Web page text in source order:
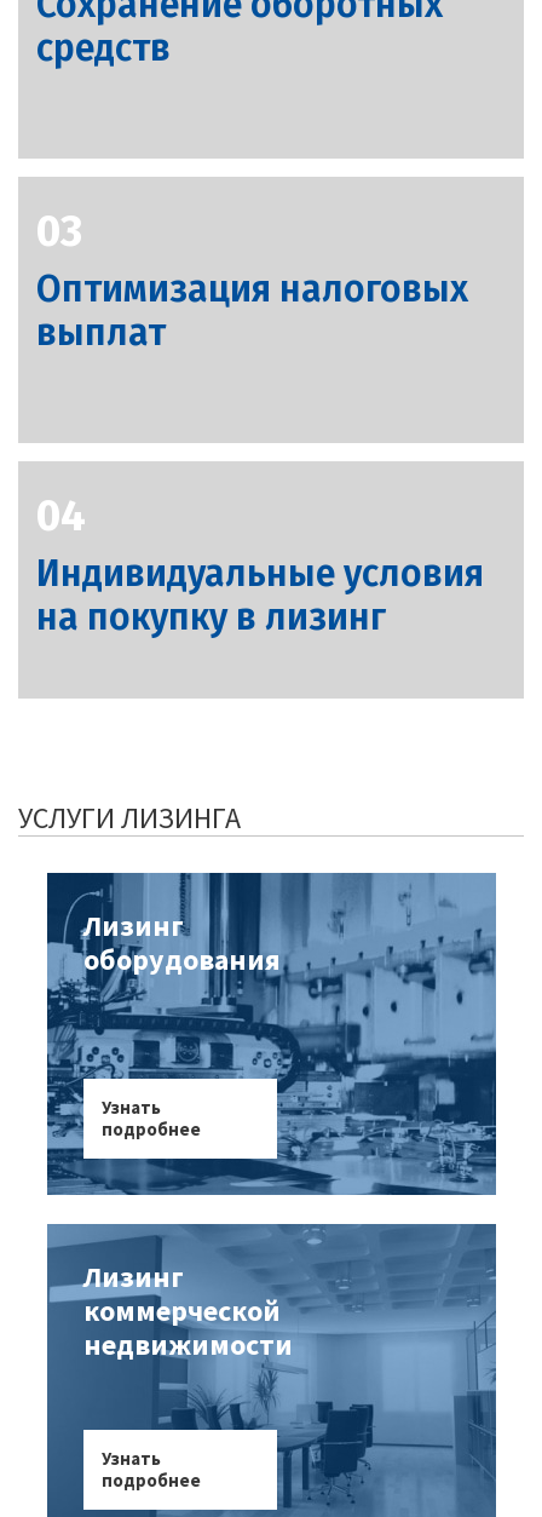
средств
03
Оптимизация налоговых
выплат
04
Индивидуальные условия
на покупку в лизинг
УСЛУГИ ЛИЗИНГА
Лизинг
оборудования
Узнать
подробнее
Лизинг
коммерческой
недвижимости
Узнать
подробнее